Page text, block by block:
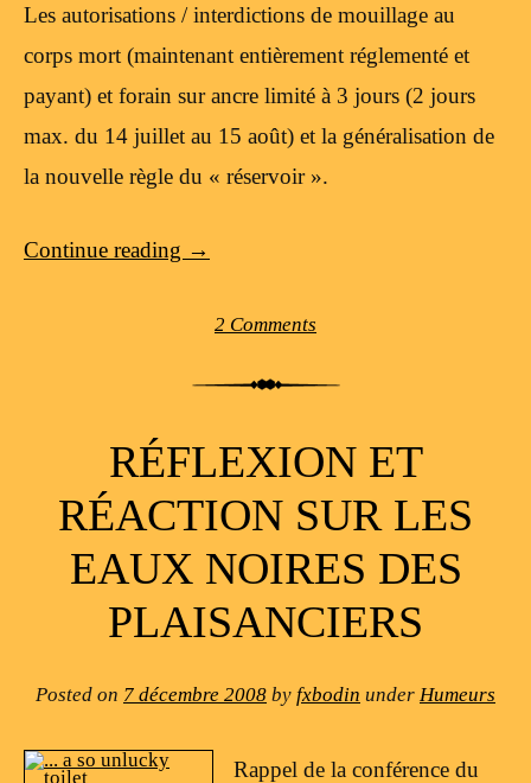
Les autorisations / interdictions de mouillage au
corps mort (maintenant entièrement réglementé et
payant) et forain sur ancre limité à 3 jours (2 jours
max. du 14 juillet au 15 août) et la généralisation de
la nouvelle règle du « réservoir ».
Continue reading →
2 Comments
RÉFLEXION ET
RÉACTION SUR LES
EAUX NOIRES DES
PLAISANCIERS
Posted on 7 décembre 2008 by fxbodin under Humeurs
Rappel de la conférence du